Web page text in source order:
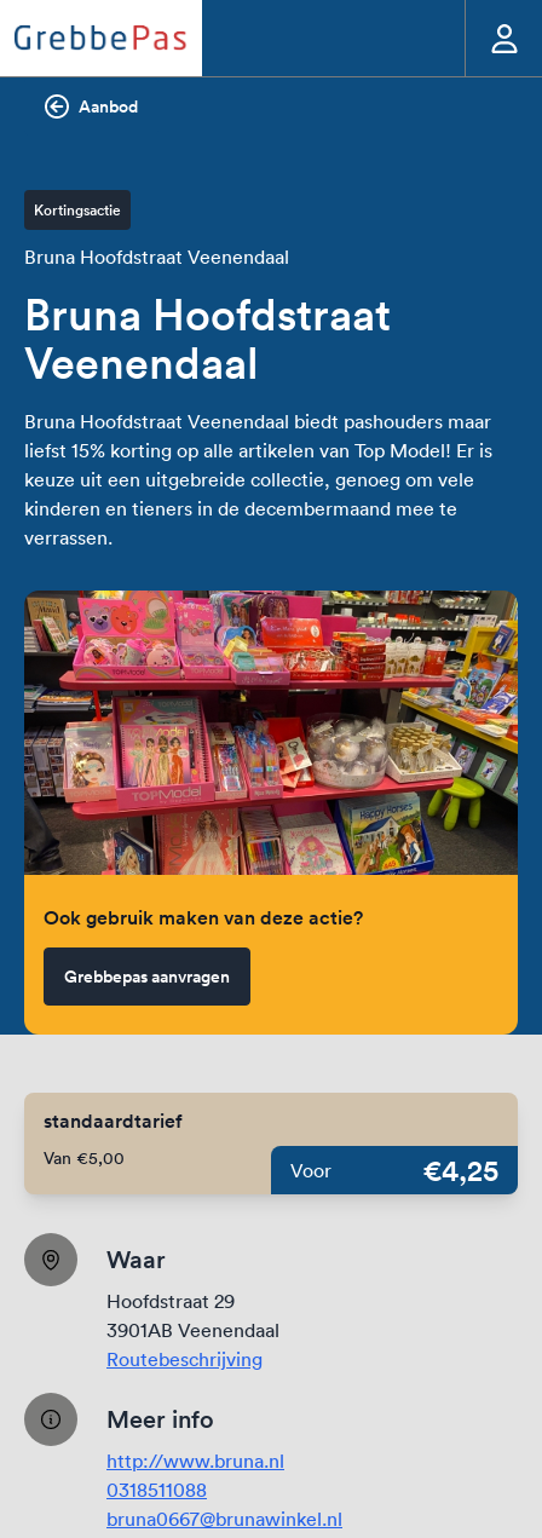
Aanbod
Kortingsactie
Bruna Hoofdstraat Veenendaal
Bruna Hoofdstraat
Veenendaal
Bruna Hoofdstraat Veenendaal biedt pashouders maar
liefst 15% korting op alle artikelen van Top Model! Er is
keuze uit een uitgebreide collectie, genoeg om vele
kinderen en tieners in de decembermaand mee te
verrassen.
Ook gebruik maken van deze actie?
Grebbepas aanvragen
standaardtarief
Van €5,00 Voor €4,25
Waar
Hoofdstraat 29
3901AB Veenendaal
Routebeschrijving
Meer info
http://www.bruna.nl
0318511088
bruna0667@brunawinkel.nl